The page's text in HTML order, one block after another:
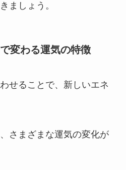
ましょう。
変わる運気の特徴
せることで、新しいエネ
さまざまな運気の変化が